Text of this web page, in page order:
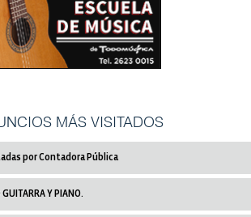
MÁS VISITADOS
por Contadora Pública
GUITARRA Y PIANO.